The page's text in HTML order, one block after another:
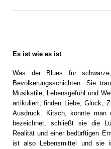
Es ist wie es ist
Was der Blues für
Bevölkerungsschichten. Sie
Musikstile, Lebensgefühl und
artikuliert, finden Liebe, Glück,
Ausdruck. Kitsch, könnte
bezeichnet, schließt sie die
Realität und einer bedürftigen
ist also Lebensmittel und sie